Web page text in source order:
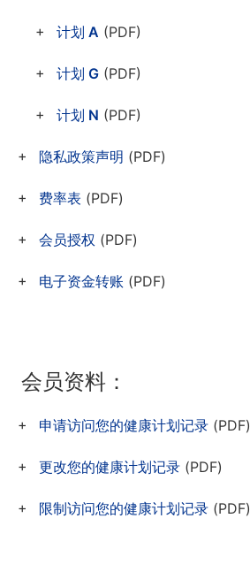
计划 A (PDF)
计划 G (PDF)
计划 N (PDF)
隐私政策声明 (PDF)
费率表 (PDF)
会员授权 (PDF)
电子资金转账 (PDF)
会员资料：
申请访问您的健康计划记录 (PDF)
更改您的健康计划记录 (PDF)
限制访问您的健康计划记录 (PDF)